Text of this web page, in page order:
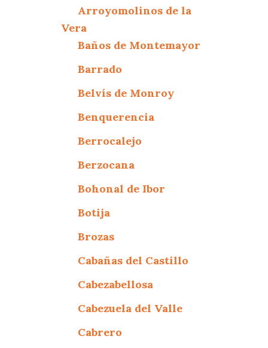
Arroyomolinos de la
Vera
Baños de Montemayor
Barrado
Belvís de Monroy
Benquerencia
Berrocalejo
Berzocana
Bohonal de Ibor
Botija
Brozas
Cabañas del Castillo
Cabezabellosa
Cabezuela del Valle
Cabrero